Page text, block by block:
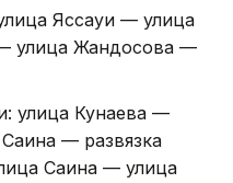
Яссауи — улица
улица Жандосова —
улица Кунаева —
— развязка
Саина — улица